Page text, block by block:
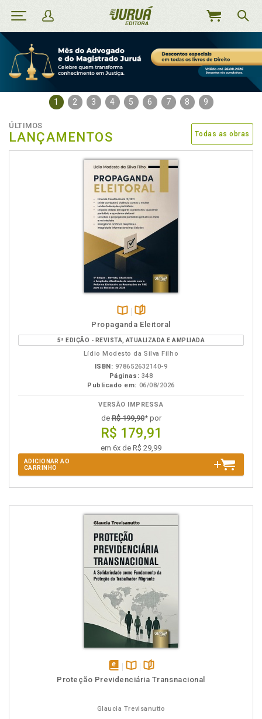
MEU
1 2 3 4 5 6 7 8 9
ÚLTIMOS
LANÇAMENTOS Todas as obras
Disponível
na
B.V.
páginas
Propaganda Eleitoral
5ª EDIÇÃO - REVISTA, ATUALIZADA E AMPLIADA
Lídio Modesto da Silva Filho
ISBN: 978652632140-9
Páginas: 348
Publicado em: 06/08/2026
VERSÃO IMPRESSA
deR$ 199,90* por
R$ 179,91
em 6x de R$ 29,99
ADICIONAR AO
CARRINHO
disponívelDisponível
páginas
Proteção Previdenciária Transnacional
Glaucia Trevisanutto